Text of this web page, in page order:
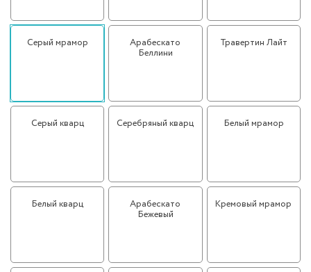
Серый мрамор Арабескато
Беллини
Травертин Лайт
Серый кварц Серебряный кварц Белый мрамор
Белый кварц Арабескато
Бежевый
Кремовый мрамор